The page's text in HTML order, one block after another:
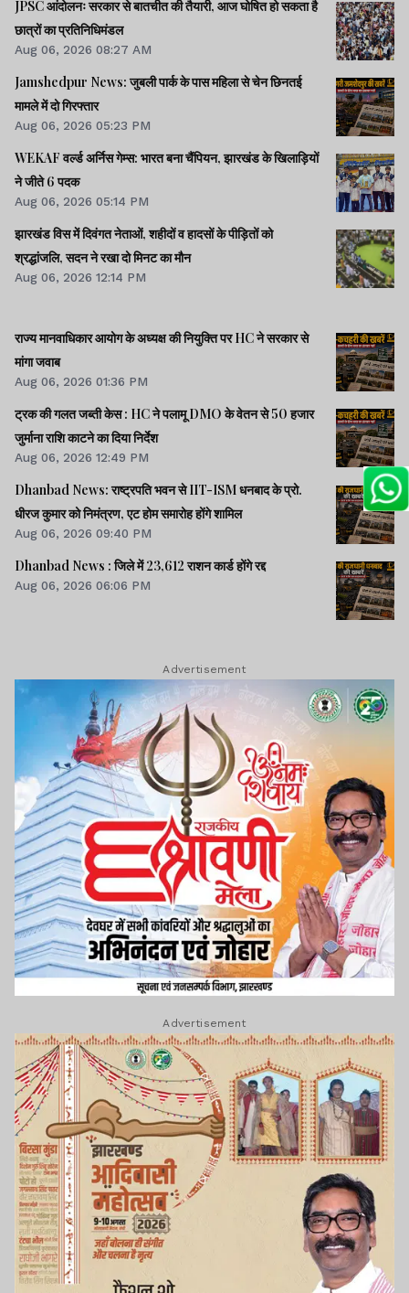
JPSC आंदोलनः सरकार से बातचीत की तैयारी, आज घोषित हो सकता है
छात्रों का प्रतिनिधिमंडल
Aug 06, 2026 08:27 AM
Jamshedpur News: जुबली पार्क के पास महिला से चेन छिनतई
मामले में दो गिरफ्तार
Aug 06, 2026 05:23 PM
WEKAF वर्ल्ड अर्निस गेम्स: भारत बना चैंपियन, झारखंड के खिलाड़ियों
ने जीते 6 पदक
Aug 06, 2026 05:14 PM
झारखंड विस में दिवंगत नेताओं, शहीदों व हादसों के पीड़ितों को
श्रद्धांजलि, सदन ने रखा दो मिनट का मौन
Aug 06, 2026 12:14 PM
राज्य मानवाधिकार आयोग के अध्यक्ष की नियुक्ति पर HC ने सरकार से
मांगा जवाब
Aug 06, 2026 01:36 PM
ट्रक की गलत जब्ती केस : HC ने पलामू DMO के वेतन से 50 हजार
जुर्माना राशि काटने का दिया निर्देश
Aug 06, 2026 12:49 PM
Dhanbad News: राष्ट्रपति भवन से IIT-ISM धनबाद के प्रो.
धीरज कुमार को निमंत्रण, एट होम समारोह होंगे शामिल
Aug 06, 2026 09:40 PM
Dhanbad News : जिले में 23,612 राशन कार्ड होंगे रद्द
Aug 06, 2026 06:06 PM
Advertisement
Advertisement